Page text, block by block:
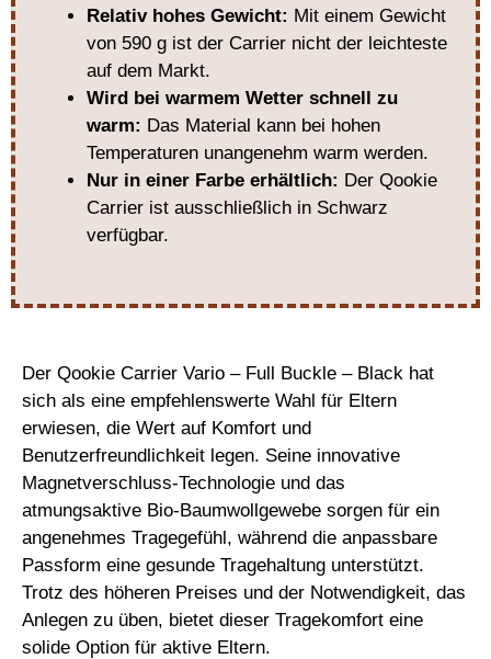
Relativ hohes Gewicht: Mit einem Gewicht
von 590 g ist der Carrier nicht der leichteste
auf dem Markt.
Wird bei warmem Wetter schnell zu
warm: Das Material kann bei hohen
Temperaturen unangenehm warm werden.
Nur in einer Farbe erhältlich: Der Qookie
Carrier ist ausschließlich in Schwarz
verfügbar.
Der Qookie Carrier Vario – Full Buckle – Black hat
sich als eine empfehlenswerte Wahl für Eltern
erwiesen, die Wert auf Komfort und
Benutzerfreundlichkeit legen. Seine innovative
Magnetverschluss-Technologie und das
atmungsaktive Bio-Baumwollgewebe sorgen für ein
angenehmes Tragegefühl, während die anpassbare
Passform eine gesunde Tragehaltung unterstützt.
Trotz des höheren Preises und der Notwendigkeit, das
Anlegen zu üben, bietet dieser Tragekomfort eine
solide Option für aktive Eltern.